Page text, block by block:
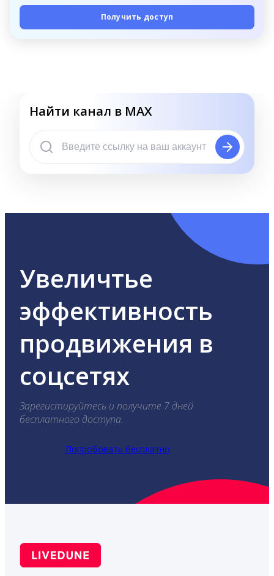
Получить доступ
Найти канал в MAX
Увеличтье
эффективность
продвижения в
соцсетях
Зарегистируйтесь и получите 7 дней
бесплатного доступа.
Попробовать бесплатно